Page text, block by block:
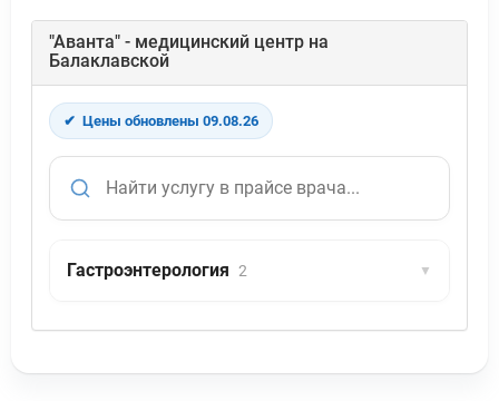
"Аванта" - медицинский центр на
Балаклавской
✔ Цены обновлены 09.08.26
Гастроэнтерология 2 ▼